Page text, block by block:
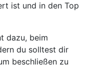
ist und in den Top
dazu, beim
du solltest dir
beschließen zu